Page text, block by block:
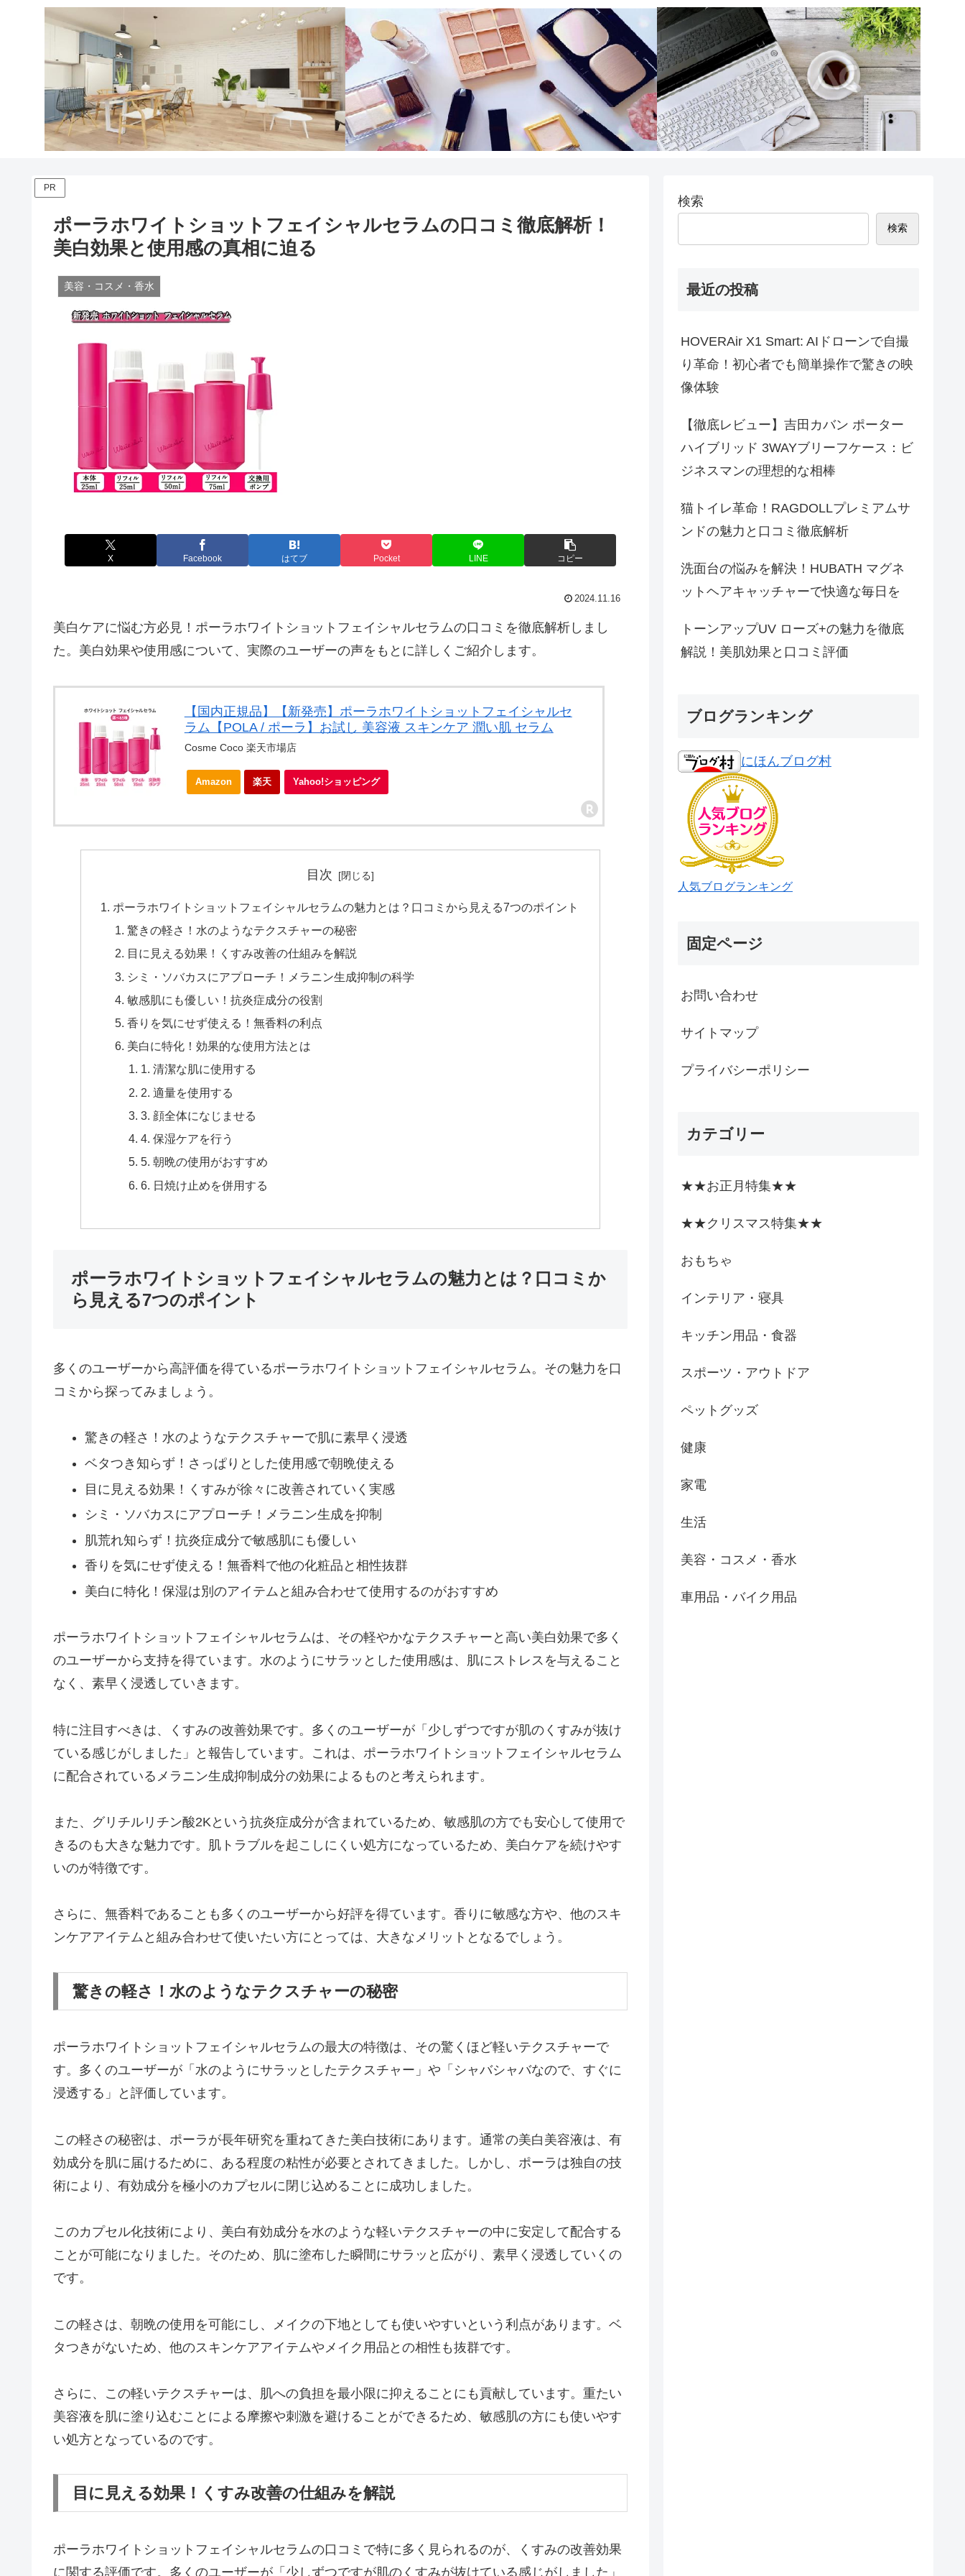
PR
ポーラホワイトショットフェイシャルセラムの口コミ徹底解析！
美白効果と使用感の真相に迫る
美容・コスメ・香水
X Facebook はてブ Pocket LINE コピー
2024.11.16
美白ケアに悩む方必見！ポーラホワイトショットフェイシャルセラムの口コミを徹底解析しまし
た。美白効果や使用感について、実際のユーザーの声をもとに詳しくご紹介します。
【国内正規品】【新発売】ポーラホワイトショットフェイシャルセ
ラム【POLA / ポーラ】お試し 美容液 スキンケア 潤い肌 セラム
Cosme Coco 楽天市場店
Amazon 楽天 Yahoo!ショッピング
目次
ポーラホワイトショットフェイシャルセラムの魅力とは？口コミから見える7つのポイント
驚きの軽さ！水のようなテクスチャーの秘密
目に見える効果！くすみ改善の仕組みを解説
シミ・ソバカスにアプローチ！メラニン生成抑制の科学
敏感肌にも優しい！抗炎症成分の役割
香りを気にせず使える！無香料の利点
美白に特化！効果的な使用方法とは
1. 清潔な肌に使用する
2. 適量を使用する
3. 顔全体になじませる
4. 保湿ケアを行う
5. 朝晩の使用がおすすめ
6. 日焼け止めを併用する
ポーラホワイトショットフェイシャルセラムの魅力とは？口コミか
ら見える7つのポイント
多くのユーザーから高評価を得ているポーラホワイトショットフェイシャルセラム。その魅力を口
コミから探ってみましょう。
驚きの軽さ！水のようなテクスチャーで肌に素早く浸透
ベタつき知らず！さっぱりとした使用感で朝晩使える
目に見える効果！くすみが徐々に改善されていく実感
シミ・ソバカスにアプローチ！メラニン生成を抑制
肌荒れ知らず！抗炎症成分で敏感肌にも優しい
香りを気にせず使える！無香料で他の化粧品と相性抜群
美白に特化！保湿は別のアイテムと組み合わせて使用するのがおすすめ
ポーラホワイトショットフェイシャルセラムは、その軽やかなテクスチャーと高い美白効果で多く
のユーザーから支持を得ています。水のようにサラッとした使用感は、肌にストレスを与えること
なく、素早く浸透していきます。
特に注目すべきは、くすみの改善効果です。多くのユーザーが「少しずつですが肌のくすみが抜け
ている感じがしました」と報告しています。これは、ポーラホワイトショットフェイシャルセラム
に配合されているメラニン生成抑制成分の効果によるものと考えられます。
また、グリチルリチン酸2Kという抗炎症成分が含まれているため、敏感肌の方でも安心して使用で
きるのも大きな魅力です。肌トラブルを起こしにくい処方になっているため、美白ケアを続けやす
いのが特徴です。
さらに、無香料であることも多くのユーザーから好評を得ています。香りに敏感な方や、他のスキ
ンケアアイテムと組み合わせて使いたい方にとっては、大きなメリットとなるでしょう。
驚きの軽さ！水のようなテクスチャーの秘密
ポーラホワイトショットフェイシャルセラムの最大の特徴は、その驚くほど軽いテクスチャーで
す。多くのユーザーが「水のようにサラッとしたテクスチャー」や「シャバシャバなので、すぐに
浸透する」と評価しています。
この軽さの秘密は、ポーラが長年研究を重ねてきた美白技術にあります。通常の美白美容液は、有
効成分を肌に届けるために、ある程度の粘性が必要とされてきました。しかし、ポーラは独自の技
術により、有効成分を極小のカプセルに閉じ込めることに成功しました。
このカプセル化技術により、美白有効成分を水のような軽いテクスチャーの中に安定して配合する
ことが可能になりました。そのため、肌に塗布した瞬間にサラッと広がり、素早く浸透していくの
です。
この軽さは、朝晩の使用を可能にし、メイクの下地としても使いやすいという利点があります。ベ
タつきがないため、他のスキンケアアイテムやメイク用品との相性も抜群です。
さらに、この軽いテクスチャーは、肌への負担を最小限に抑えることにも貢献しています。重たい
美容液を肌に塗り込むことによる摩擦や刺激を避けることができるため、敏感肌の方にも使いやす
い処方となっているのです。
目に見える効果！くすみ改善の仕組みを解説
ポーラホワイトショットフェイシャルセラムの口コミで特に多く見られるのが、くすみの改善効果
に関する評価です。多くのユーザーが「少しずつですが肌のくすみが抜けている感じがしました」
検索
検索
最近の投稿
HOVERAir X1 Smart: AIドローンで自撮
り革命！初心者でも簡単操作で驚きの映
像体験
【徹底レビュー】吉田カバン ポーター
ハイブリッド 3WAYブリーフケース：ビ
ジネスマンの理想的な相棒
猫トイレ革命！RAGDOLLプレミアムサ
ンドの魅力と口コミ徹底解析
洗面台の悩みを解決！HUBATH マグネ
ットヘアキャッチャーで快適な毎日を
トーンアップUV ローズ+の魅力を徹底
解説！美肌効果と口コミ評価
ブログランキング
にほんブログ村
人気ブログランキング
固定ページ
お問い合わせ
サイトマップ
プライバシーポリシー
カテゴリー
★★お正月特集★★
★★クリスマス特集★★
おもちゃ
インテリア・寝具
キッチン用品・食器
スポーツ・アウトドア
ペットグッズ
健康
家電
生活
美容・コスメ・香水
車用品・バイク用品